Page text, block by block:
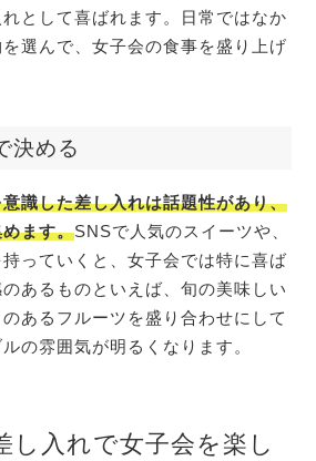
として喜ばれます。日常ではなか
選んで、女子会の食事を盛り上げ
決める
識した差し入れは話題性があり、
ます。SNSで人気のスイーツや、
っていくと、女子会では特に喜ば
あるものといえば、旬の美味しい
あるフルーツを盛り合わせにして
の雰囲気が明るくなります。
し入れで女子会を楽し